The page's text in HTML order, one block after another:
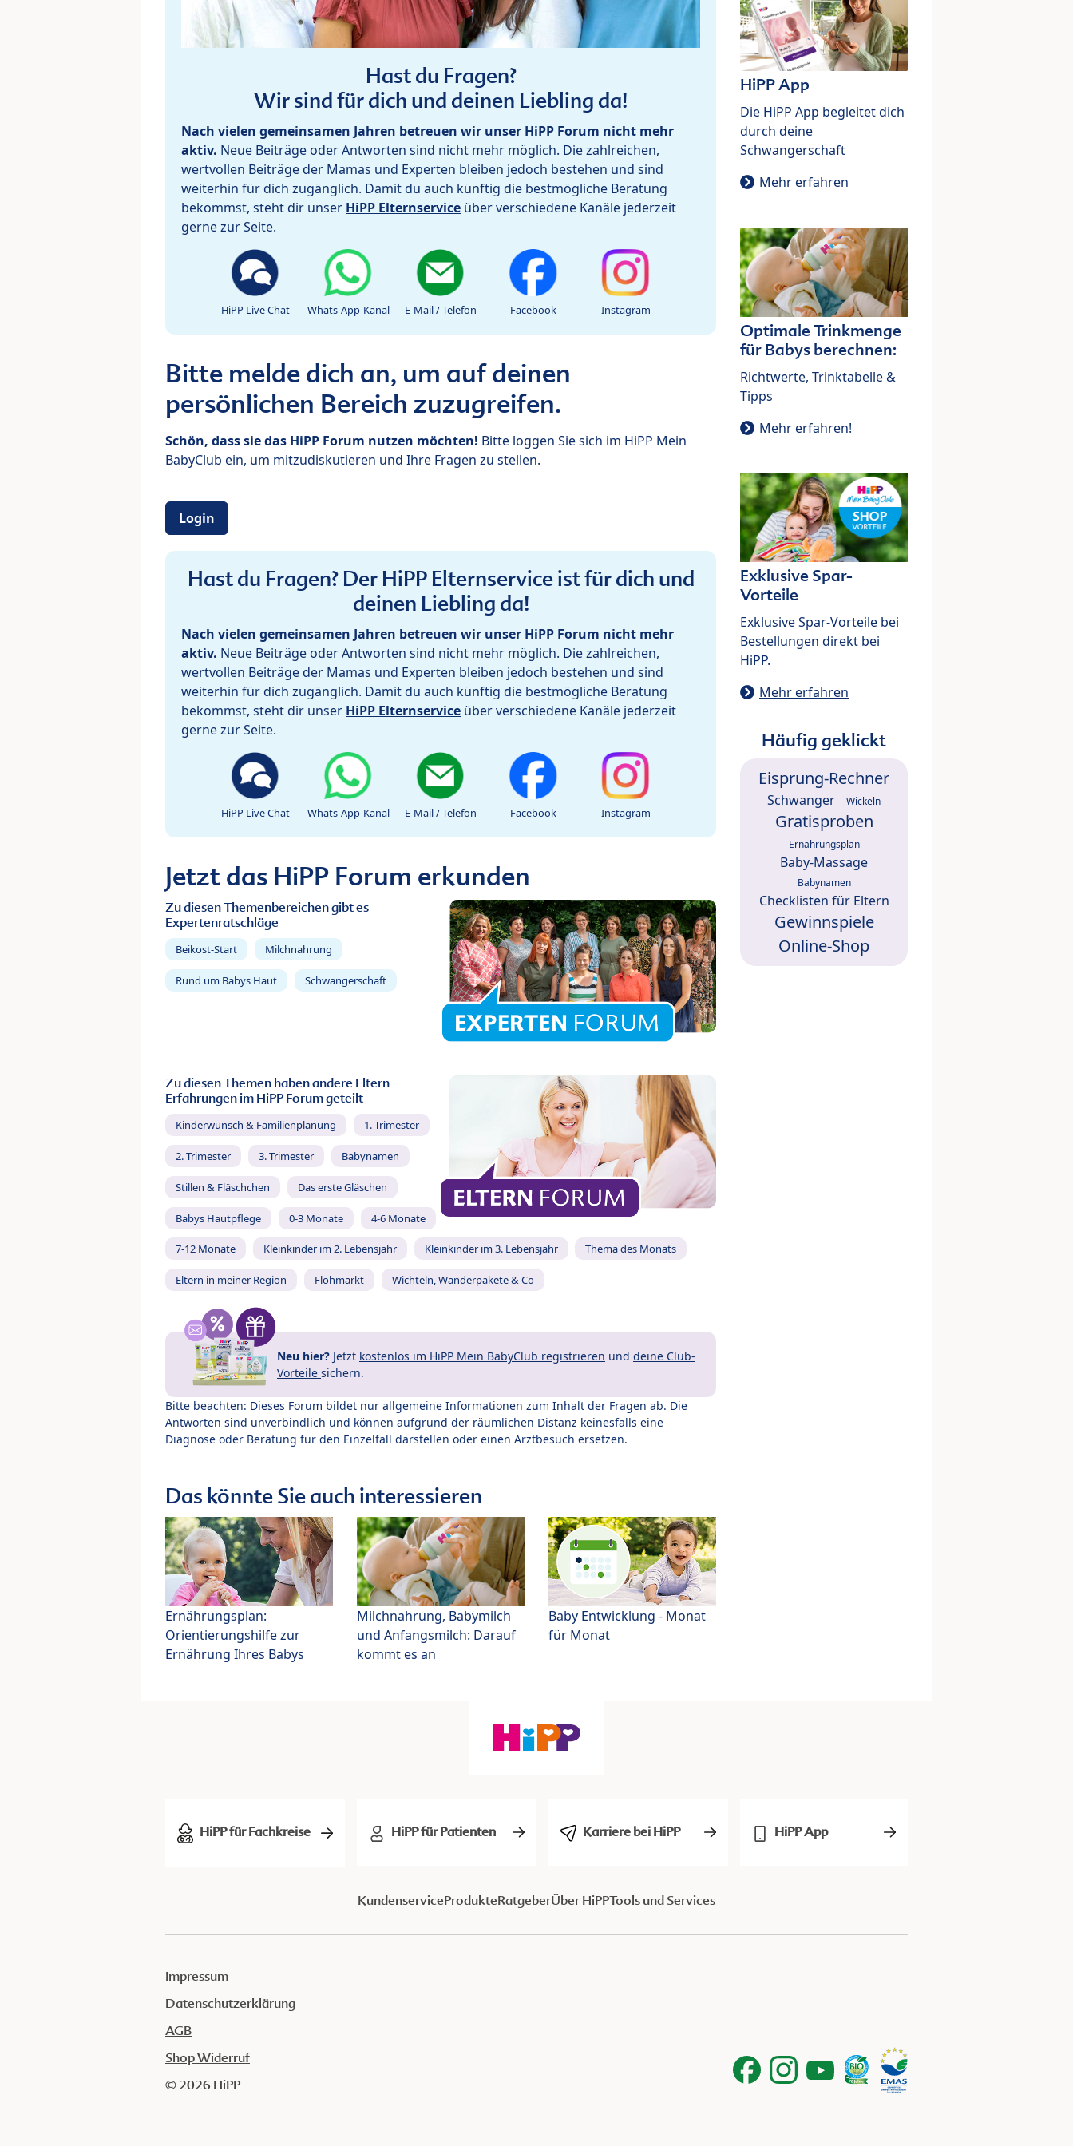
Hast du Fragen?
Wir sind für dich und deinen Liebling da!
Nach vielen gemeinsamen Jahren betreuen wir unser HiPP Forum nicht mehr
aktiv. Neue Beiträge oder Antworten sind nicht mehr möglich. Die zahlreichen,
wertvollen Beiträge der Mamas und Experten bleiben jedoch bestehen und sind
weiterhin für dich zugänglich. Damit du auch künftig die bestmögliche Beratung
bekommst, steht dir unser HiPP Elternservice über verschiedene Kanäle jederzeit
gerne zur Seite.
HiPP Live Chat Whats-App-Kanal E-Mail / Telefon Facebook Instagram
Bitte melde dich an, um auf deinen
persönlichen Bereich zuzugreifen.
Schön, dass sie das HiPP Forum nutzen möchten! Bitte loggen Sie sich im HiPP Mein
BabyClub ein, um mitzudiskutieren und Ihre Fragen zu stellen.
Login
Hast du Fragen? Der HiPP Elternservice ist für dich und
deinen Liebling da!
Nach vielen gemeinsamen Jahren betreuen wir unser HiPP Forum nicht mehr
aktiv. Neue Beiträge oder Antworten sind nicht mehr möglich. Die zahlreichen,
wertvollen Beiträge der Mamas und Experten bleiben jedoch bestehen und sind
weiterhin für dich zugänglich. Damit du auch künftig die bestmögliche Beratung
bekommst, steht dir unser HiPP Elternservice über verschiedene Kanäle jederzeit
gerne zur Seite.
HiPP Live Chat Whats-App-Kanal E-Mail / Telefon Facebook Instagram
Jetzt das HiPP Forum erkunden
Zu diesen Themenbereichen gibt es
Expertenratschläge
Beikost-Start Milchnahrung
Rund um Babys Haut Schwangerschaft
Zu diesen Themen haben andere Eltern
Erfahrungen im HiPP Forum geteilt
Kinderwunsch & Familienplanung 1. Trimester
2. Trimester 3. Trimester Babynamen
Stillen & Fläschchen Das erste Gläschen
Babys Hautpflege 0-3 Monate 4-6 Monate
7-12 Monate Kleinkinder im 2. Lebensjahr Kleinkinder im 3. Lebensjahr Thema des Monats
Eltern in meiner Region Flohmarkt Wichteln, Wanderpakete & Co
Neu hier? Jetzt kostenlos im HiPP Mein BabyClub registrieren und deine Club-
Vorteile sichern.
Bitte beachten: Dieses Forum bildet nur allgemeine Informationen zum Inhalt der Fragen ab. Die
Antworten sind unverbindlich und können aufgrund der räumlichen Distanz keinesfalls eine
Diagnose oder Beratung für den Einzelfall darstellen oder einen Arztbesuch ersetzen.
Das könnte Sie auch interessieren
Ernährungsplan:
Orientierungshilfe zur
Ernährung Ihres Babys
Milchnahrung, Babymilch
und Anfangsmilch: Darauf
kommt es an
Baby Entwicklung - Monat
für Monat
HiPP App
Die HiPP App begleitet dich
durch deine
Schwangerschaft
Mehr erfahren
Optimale Trinkmenge
für Babys berechnen:
Richtwerte, Trinktabelle &
Tipps
Mehr erfahren!
Exklusive Spar-
Vorteile
Exklusive Spar-Vorteile bei
Bestellungen direkt bei
HiPP.
Mehr erfahren
Häufig geklickt
Eisprung-Rechner
Schwanger Wickeln
Gratisproben
Ernährungsplan
Baby-Massage
Babynamen
Checklisten für Eltern
Gewinnspiele
Online-Shop
HiPP für Fachkreise HiPP für Patienten Karriere bei HiPP HiPP App
KundenserviceProdukteRatgeberÜber HiPPTools und Services
Impressum
Datenschutzerklärung
AGB
Shop Widerruf
© 2026 HiPP